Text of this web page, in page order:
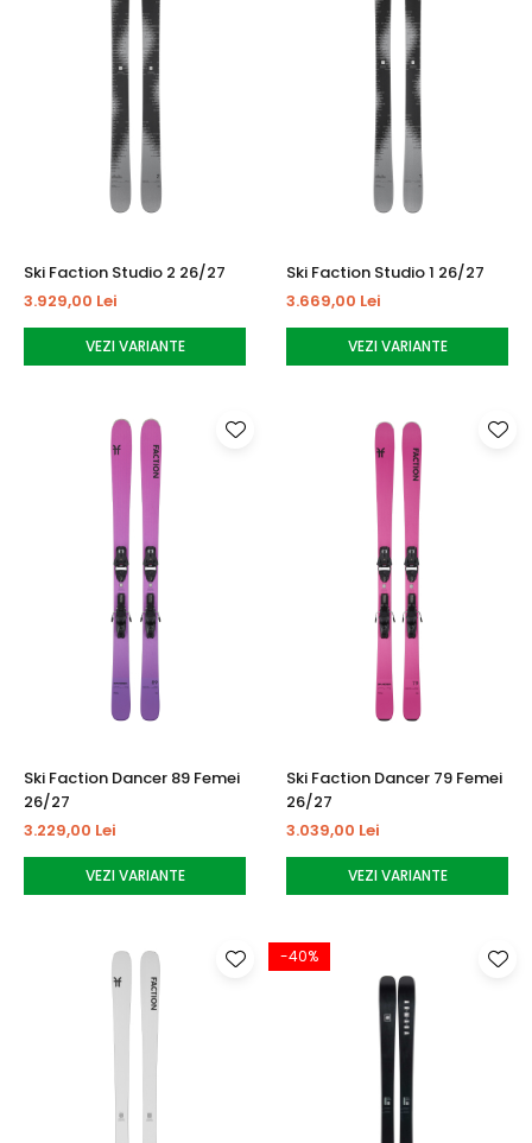
Ski Faction Studio 2 26/27
3.929,00 Lei
VEZI VARIANTE
Ski Faction Studio 1 26/27
3.669,00 Lei
VEZI VARIANTE
Ski Faction Dancer 89 Femei
26/27
3.229,00 Lei
VEZI VARIANTE
Ski Faction Dancer 79 Femei
26/27
3.039,00 Lei
VEZI VARIANTE
-40%